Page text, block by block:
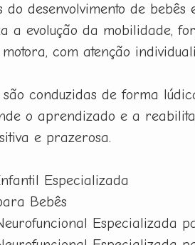
do desenvolvimento de bebês
a evolução da mobilidade,
com atenção
são conduzidas de forma
o aprendizado e a
e prazerosa.
Especializada
Bebês
Especializada